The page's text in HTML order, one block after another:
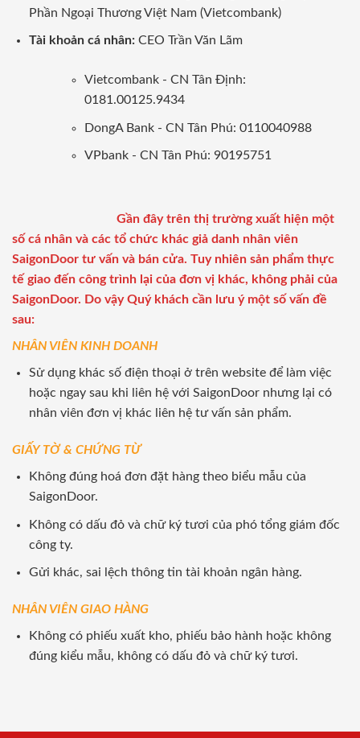
Phần Ngoại Thương Việt Nam (Vietcombank)
Tài khoản cá nhân: CEO Trần Văn Lãm
Vietcombank - CN Tân Định:
0181.00125.9434
DongA Bank - CN Tân Phú: 0110040988
VPbank - CN Tân Phú: 90195751
Gần đây trên thị trường xuất hiện một
số cá nhân và các tổ chức khác giả danh nhân viên
SaigonDoor tư vấn và bán cửa. Tuy nhiên sản phẩm thực
tế giao đến công trình lại của đơn vị khác, không phải của
SaigonDoor. Do vậy Quý khách cần lưu ý một số vấn đề
sau:
NHÂN VIÊN KINH DOANH
Sử dụng khác số điện thoại ở trên website để làm việc
hoặc ngay sau khi liên hệ với SaigonDoor nhưng lại có
nhân viên đơn vị khác liên hệ tư vấn sản phẩm.
GIẤY TỜ & CHỨNG TỪ
Không đúng hoá đơn đặt hàng theo biểu mẫu của
SaigonDoor.
Không có dấu đỏ và chữ ký tươi của phó tổng giám đốc
công ty.
Gửi khác, sai lệch thông tin tài khoản ngân hàng.
NHÂN VIÊN GIAO HÀNG
Không có phiếu xuất kho, phiếu bảo hành hoặc không
đúng kiểu mẫu, không có dấu đỏ và chữ ký tươi.